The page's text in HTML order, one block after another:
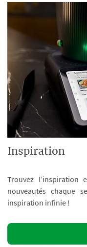
Inspiration
Trouvez
nouveautés chaque
inspiration infinie !